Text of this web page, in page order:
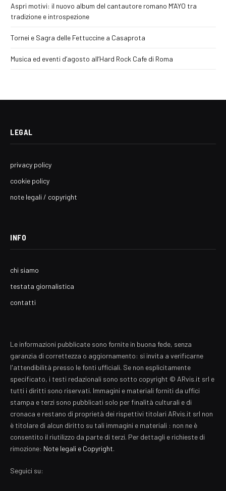
Aspri motivi: il nuovo album del cantautore romano M’AYO tra
tradizione e introspezione
Tornei e Sagra delle Fettuccine a Casaprota
Musica ed eventi d’agosto all’Hard Rock Cafe di Roma
LEGAL
privacy policy
cookie policy
note legali / copyright
INFO
chi siamo
testata giornalistica
contatti
Le informazioni pubblicate sono fornite in buona fede, senza
garanzia di correttezza o aggiornamento: si invita a verificarne
l'attendibilità presso le fonti ufficiali. Se non esplicitamente
specificato, i testi redazionali sono sotto copyright © ARvis.it srl e
tutti i diritti sono riservati. Immagini e materiali forniti da uffici
stampa e terzi sono pubblicati solo per finalità culturali e di
cronaca e restano di proprietà dei rispettivi titolari ARvis.it srl non
è titolare di alcun diritto su tali immagini e materiali : non ne è
consentito il riutilizzo da parte di terzi. Per dettagli e richieste di
rimozione: Note legali e Copyright.
Seguici su: